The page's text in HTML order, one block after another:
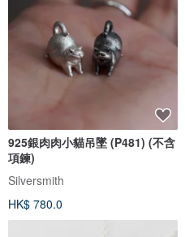
925銀肉肉小貓吊墜 (P481) (不含
項鍊)
Silversmith
HK$ 780.0